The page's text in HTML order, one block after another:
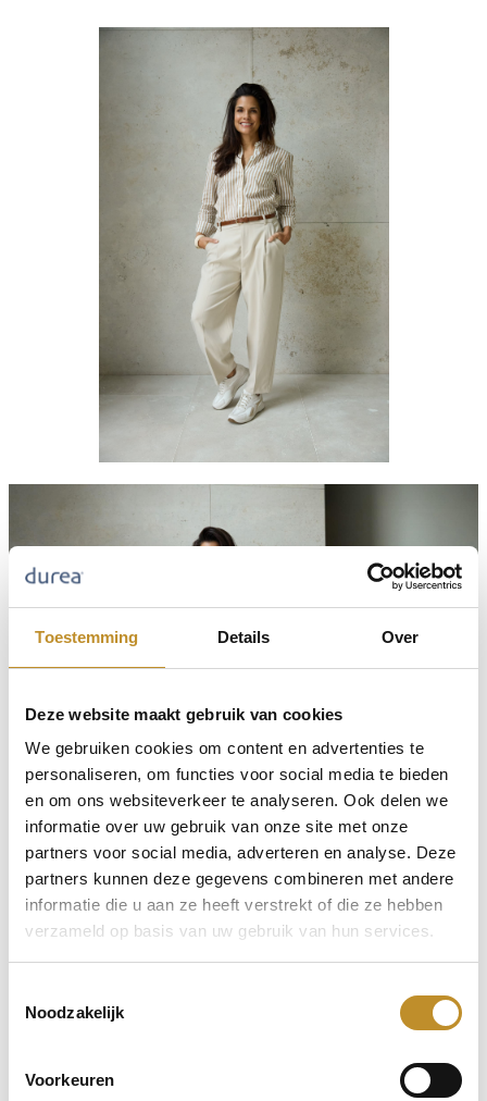
Toestemming Details Over
Deze website maakt gebruik van cookies
We gebruiken cookies om content en advertenties te
personaliseren, om functies voor social media te bieden
en om ons websiteverkeer te analyseren. Ook delen we
informatie over uw gebruik van onze site met onze
partners voor social media, adverteren en analyse. Deze
partners kunnen deze gegevens combineren met andere
informatie die u aan ze heeft verstrekt of die ze hebben
verzameld op basis van uw gebruik van hun services.
Noodzakelijk
Voorkeuren